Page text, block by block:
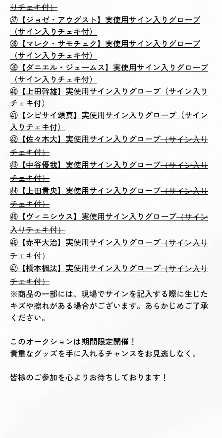
りチェキ付）
㊲【ジョゼ・アウグスト】実使用サイン入りグローブ
（サイン入りチェキ付）
㊳【マレク・サモチュク】実使用サイン入りグローブ
（サイン入りチェキ付）
㊴【ダニエル・ジェームス】実使用サイン入りグローブ
（サイン入りチェキ付）
㊵【上田幹雄】実使用サイン入りグローブ（サイン入り
チェキ付）
㊶【シビサイ頌真】実使用サイン入りグローブ（サイン
入りチェキ付）
㊷【佐々木大】実使用サイン入りグローブ（サイン入り
チェキ付）
㊸【中谷優我】実使用サイン入りグローブ（サイン入り
チェキ付）
㊹【上田貴央】実使用サイン入りグローブ（サイン入り
チェキ付）
㊺【ヴィニシウス】実使用サイン入りグローブ（サイン
入りチェキ付）
㊻【赤平大治】実使用サイン入りグローブ（サイン入り
チェキ付）
㊼【橋本楓汰】実使用サイン入りグローブ（サイン入り
チェキ付）
※商品の一部には、現場でサインを記入する際に生じた
キズや擦れがある場合がございます。あらかじめご了承
ください。
このオークションは期間限定開催！
貴重なグッズを手に入れるチャンスをお見逃しなく。
皆様のご参加を心よりお待ちしております！